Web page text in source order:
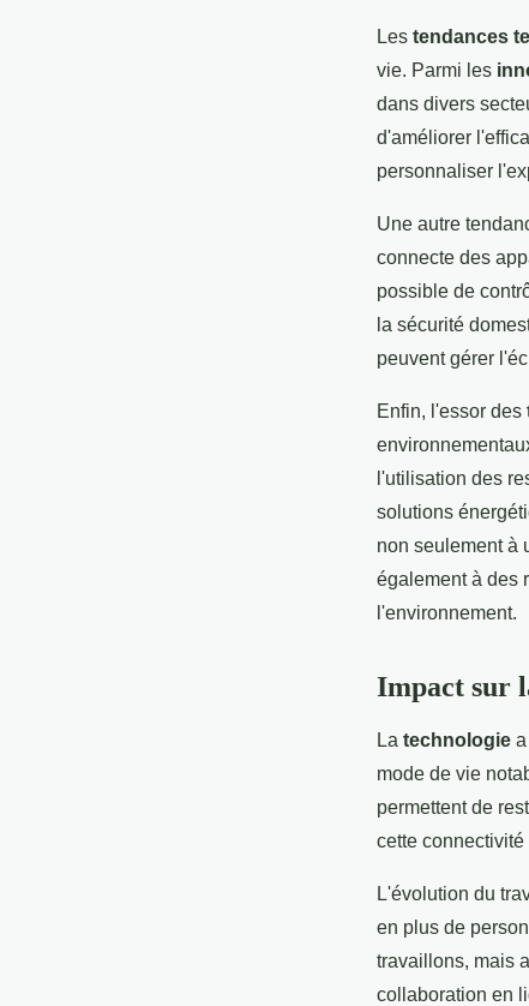
Les tendances
vie. Parmi les
dans divers
d'améliorer
personnaliser
Une autre
connecte des
possible de
la sécurité
peuvent gérer
Enfin, l'essor des
l'utilisation des
solutions
non seulement à
également à des
l'environnement.
Impact sur
La technologie
mode de vie
permettent de
cette
L'évolution du
en plus de
travaillons, mais
collaboration en